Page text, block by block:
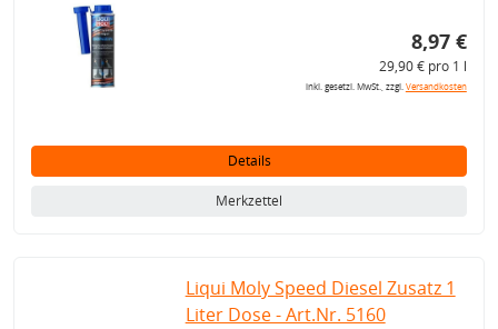
8,97 €
29,90 € pro 1 l
inkl. gesetzl. MwSt., zzgl.Versandkosten
Details
Merkzettel
Liqui Moly Speed Diesel Zusatz 1
Liter Dose - Art.Nr. 5160